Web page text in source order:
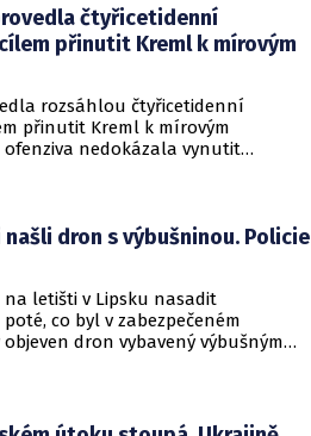
čtyřicetidenní
přinutit Kreml k mírovým
rozsáhlou čtyřicetidenní
přinutit Kreml k mírovým
nedokázala vynutit
dron s výbušninou. Policie
na letišti v Lipsku nasadit
co byl v zabezpečeném
dron vybavený výbušným